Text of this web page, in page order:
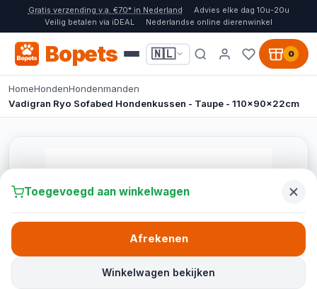
Gratis verzending v.a. €70* in Nederland
Advies elke dag 10u-20u
Veilig betalen via iDEAL
Nederlandse online dierenwinkel
Bopets 🇳🇱 0
HomeHondenHondenmanden
Vadigran Ryo Sofabed Hondenkussen - Taupe - 110x90x22cm
Toegevoegd aan winkelwagen
Winkelwagen bekijken
Afrekenen